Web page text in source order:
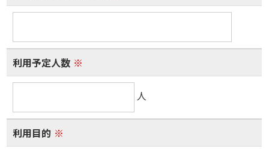
利用予定人数 ※
人
利用目的 ※